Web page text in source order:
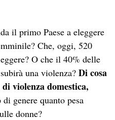
il primo Paese a eleggere
Che, oggi, 520
O che il 40% delle
una violenza?Di cosa
violenza domestica,
genere quanto pesa
donne?